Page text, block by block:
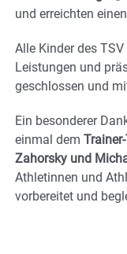
und erreichten
Alle Kinder des
Leistungen und
geschlossen und
Ein besonderer
einmal dem
Zahorsky und
Athletinnen und
vorbereitet und